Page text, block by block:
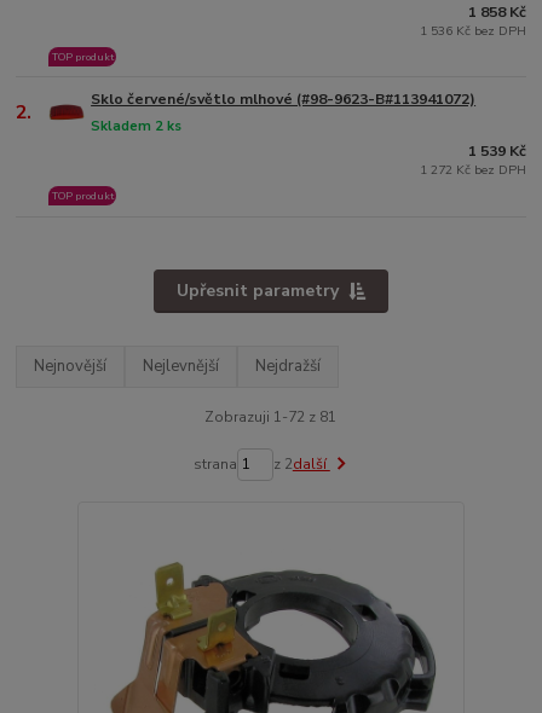
TOP produkt
1 858 Kč
1 536 Kč bez DPH
2. Sklo červené/světlo mlhové (#98-9623-B#113941072)
Skladem 2 ks
TOP produkt
1 539 Kč
1 272 Kč bez DPH
Upřesnit parametry
Nejnovější Nejlevnější Nejdražší
Zobrazuji 1-72 z 81
strana z 2další